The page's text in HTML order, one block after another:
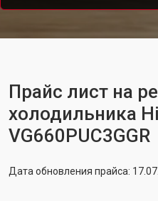
Прайс лист на
холодильника
VG660PUC3GGR
Дата обновления прайса: